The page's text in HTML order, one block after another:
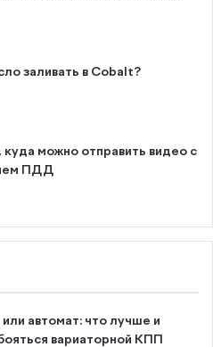
заливать в Cobalt?
куда можно отправить видео с
ПДД
автомат: что лучше и
вариаторной КПП